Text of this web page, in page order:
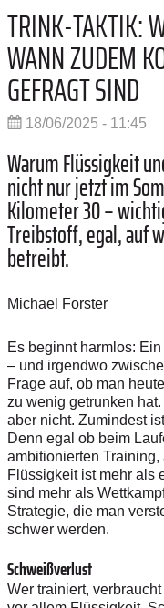
TRINK-TAKTIK:
WANN ZUDEM
GEFRAGT SIND
18/06/2025 - 11:45
Warum Flüssigkeit
nicht nur jetzt im
Kilometer 30 –
Treibstoff, egal, auf
betreibt.
Michael Forster
Es beginnt harmlos:
– und irgendwo
Frage auf, ob man
zu wenig getrunken
aber nicht. Zumindest
Denn egal ob beim
ambitionierten Training,
Flüssigkeit ist mehr als
sind mehr als
Strategie, die man
schwer werden.
Schweißverlust
Wer trainiert,